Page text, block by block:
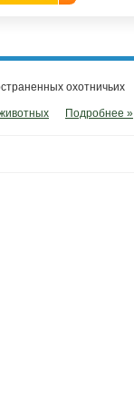
охотничьих
Подробнее »